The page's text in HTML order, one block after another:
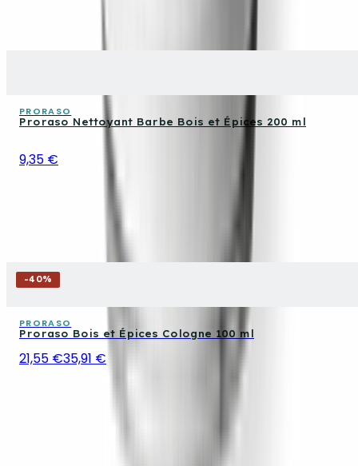
PRORASO
Proraso Nettoyant Barbe Bois et Épices 200 ml
9,35 €
-40%
PRORASO
Proraso Bois et Épices Cologne 100 ml
21,55 €35,91 €